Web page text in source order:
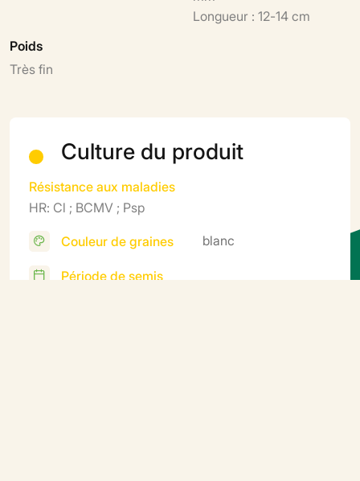
Longueur : 12-14 cm
Poids
Très fin
Culture du produit
Résistance aux maladies
HR: Cl ; BCMV ; Psp
Couleur de graines
blanc
Période de semis